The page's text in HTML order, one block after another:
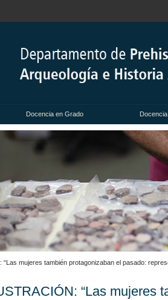
Docencia en Grado
mujeres también protagonizaban el pasado:
“Las mujeres